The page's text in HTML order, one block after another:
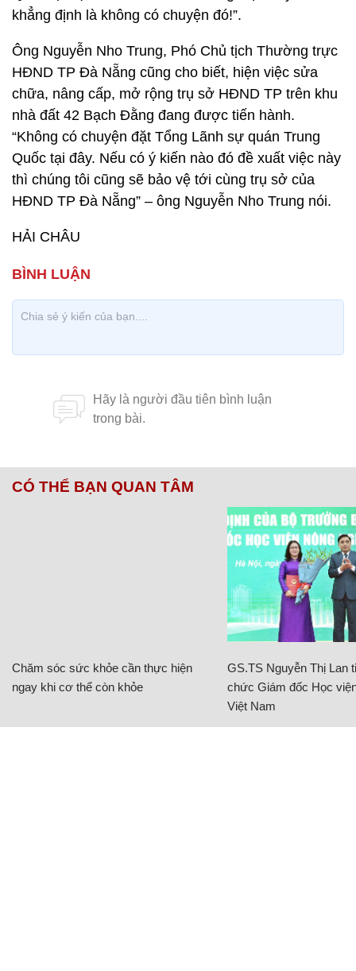
khẳng định là không có chuyện đó!”.
Ông Nguyễn Nho Trung, Phó Chủ tịch Thường trực
HĐND TP Đà Nẵng cũng cho biết, hiện việc sửa
chữa, nâng cấp, mở rộng trụ sở HĐND TP trên khu
nhà đất 42 Bạch Đằng đang được tiến hành.
“Không có chuyện đặt Tổng Lãnh sự quán Trung
Quốc tại đây. Nếu có ý kiến nào đó đề xuất việc này
thì chúng tôi cũng sẽ bảo vệ tới cùng trụ sở của
HĐND TP Đà Nẵng” – ông Nguyễn Nho Trung nói.
HẢI CHÂU
CÓ THỂ BẠN QUAN TÂM
Chăm sóc sức khỏe cần thực hiện
ngay khi cơ thể còn khỏe
GS.TS Nguyễn Thị Lan
chức Giám đốc Học
Việt Nam